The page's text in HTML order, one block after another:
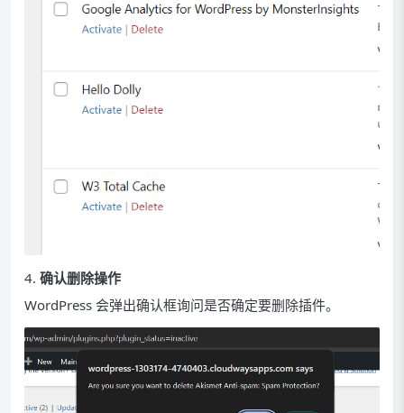
4. 确认删除操作
WordPress 会弹出确认框询问是否确定要删除插件。